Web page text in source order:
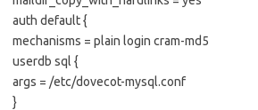
auth default {
mechanisms = plain login cram-md5
userdb sql {
args = /etc/dovecot-mysql.conf
}